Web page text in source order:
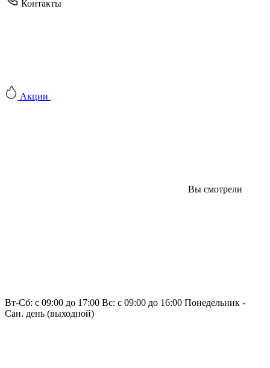
Контакты
Акции
Вы смотрели
Вт-Сб: с 09:00 до 17:00 Вс: с 09:00 до 16:00 Понедельник -
Сан. день (выходной)